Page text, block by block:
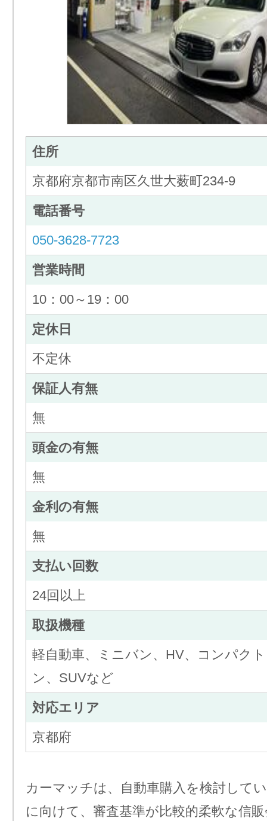
住所
京都府京都市南区久世大薮町234-9
電話番号
050-3628-7723
営業時間
10：00～19：00
定休日
不定休
保証人有無
無
頭金の有無
無
金利の有無
無
支払い回数
24回以上
取扱機種
軽自動車、ミニバン、HV、コンパク
ン、SUVなど
対応エリア
京都府
カーマッチは、自動車購入を検討して
に向けて、審査基準が比較的柔軟な信